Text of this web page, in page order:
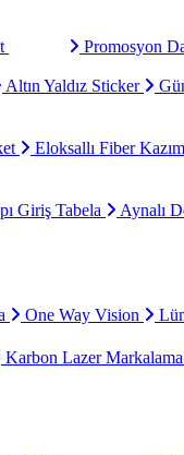
Promosyon
Altın Yaldız Sticker
Eloksallı Fiber
Giriş Tabela Aynalı
One Way Vision
Karbon Lazer Markalama